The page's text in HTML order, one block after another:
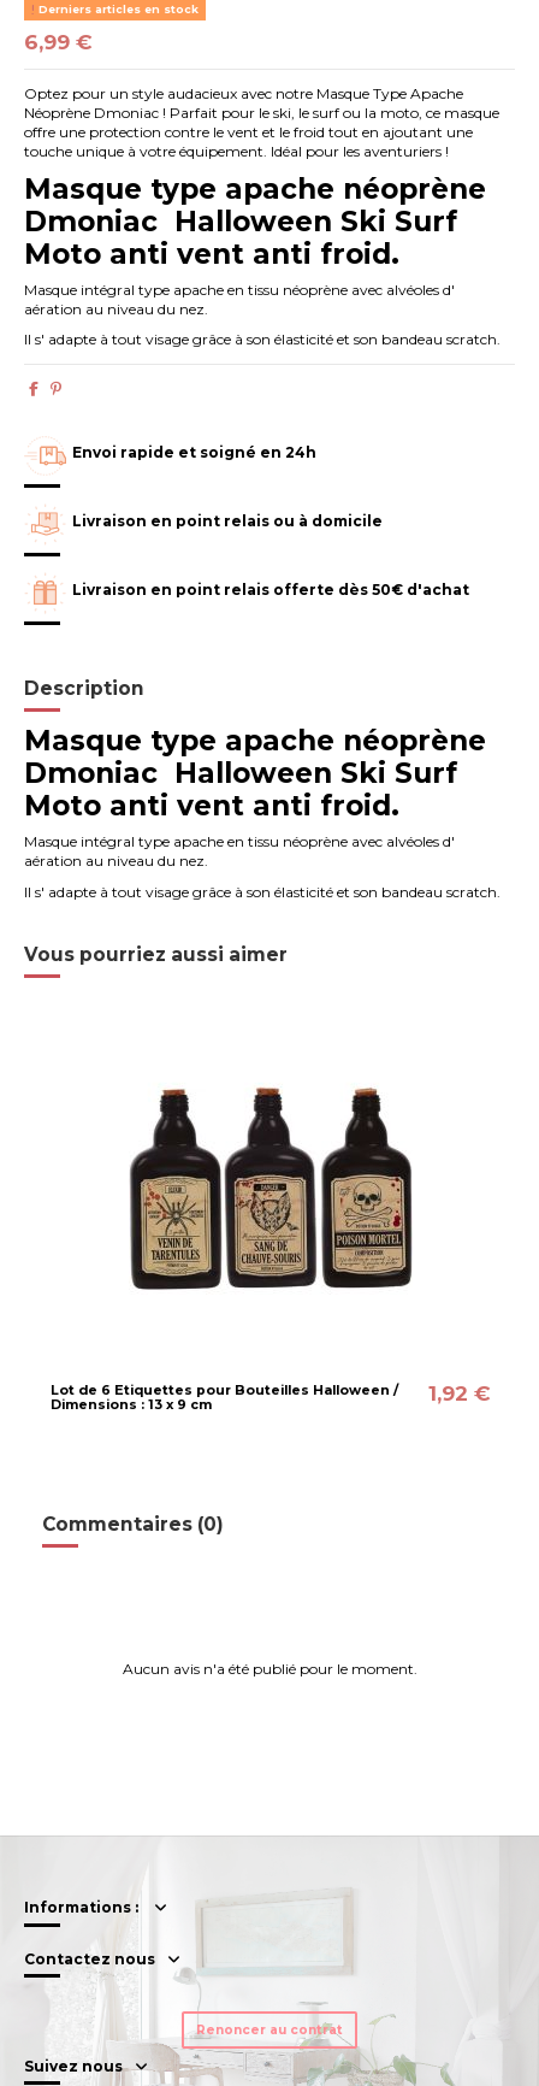
Derniers articles en stock
6,99 €
Optez pour un style audacieux avec notre Masque Type Apache
Néoprène Dmoniac ! Parfait pour le ski, le surf ou la moto, ce masque
offre une protection contre le vent et le froid tout en ajoutant une
touche unique à votre équipement. Idéal pour les aventuriers !
Masque type apache néoprène
Dmoniac Halloween Ski Surf
Moto anti vent anti froid.
Masque intégral type apache en tissu néoprène avec alvéoles d'
aération au niveau du nez.
Il s' adapte à tout visage grâce à son élasticité et son bandeau scratch.
Envoi rapide et soigné en 24h
Livraison en point relais ou à domicile
Livraison en point relais offerte dès 50€ d'achat
Description
Masque type apache néoprène
Dmoniac Halloween Ski Surf
Moto anti vent anti froid.
Masque intégral type apache en tissu néoprène avec alvéoles d'
aération au niveau du nez.
Il s' adapte à tout visage grâce à son élasticité et son bandeau scratch.
Vous pourriez aussi aimer
Lot de 6 Etiquettes pour Bouteilles Halloween /
Dimensions : 13 x 9 cm
1,92 €
Commentaires (0)
Aucun avis n'a été publié pour le moment.
Informations :
Contactez nous
Renoncer au contrat
Suivez nous